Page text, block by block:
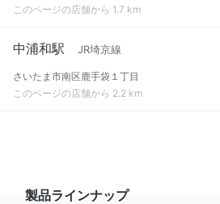
このページの店舗から 1.7 km
中浦和駅 JR埼京線
さいたま市南区鹿手袋１丁目
このページの店舗から 2.2 km
製品ラインナップ